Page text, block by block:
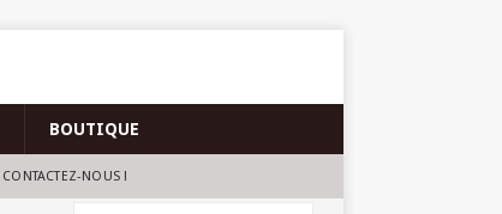
BOUTIQUE
CONTACTEZ-NOUS !